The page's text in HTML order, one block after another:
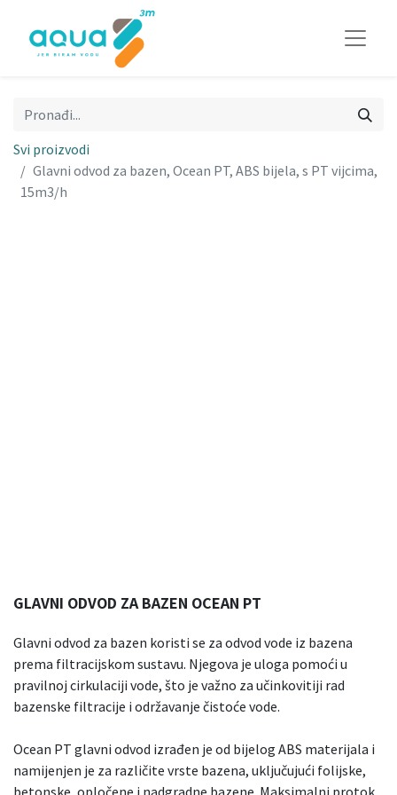
Svi proizvodi
Glavni odvod za bazen, Ocean PT, ABS bijela, s PT vijcima,
15m3/h
GLAVNI ODVOD ZA BAZEN OCEAN PT
Glavni odvod za bazen koristi se za odvod vode iz bazena
prema filtracijskom sustavu. Njegova je uloga pomoći u
pravilnoj cirkulaciji vode, što je važno za učinkovitiji rad
bazenske filtracije i održavanje čistoće vode.
Ocean PT glavni odvod izrađen je od bijelog ABS materijala i
namijenjen je za različite vrste bazena, uključujući folijske,
betonske, opločene i nadgradne bazene. Maksimalni protok